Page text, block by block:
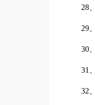
28
29
30
31
32